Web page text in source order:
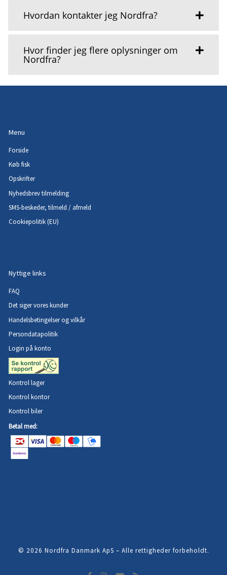
Hvordan kontakter jeg Nordfra?
Hvor finder jeg flere oplysninger om
Nordfra?
Menu
Forside
Køb fisk
Opskrifter
Nyhedsbrev tilmelding
SMS-beskeder, tilmeld / afmeld
Cookiepolitik (EU)
Nyttige links
FAQ
Det siger vores kunder
Handelsbetingelser og vilkår
Persondatapolitik
Login på konto
Kontrol lager
Kontrol kontor
Kontrol biler
Betal med:
© 2026 Nordfra Danmark ApS – Alle rettigheder forbeholdt.